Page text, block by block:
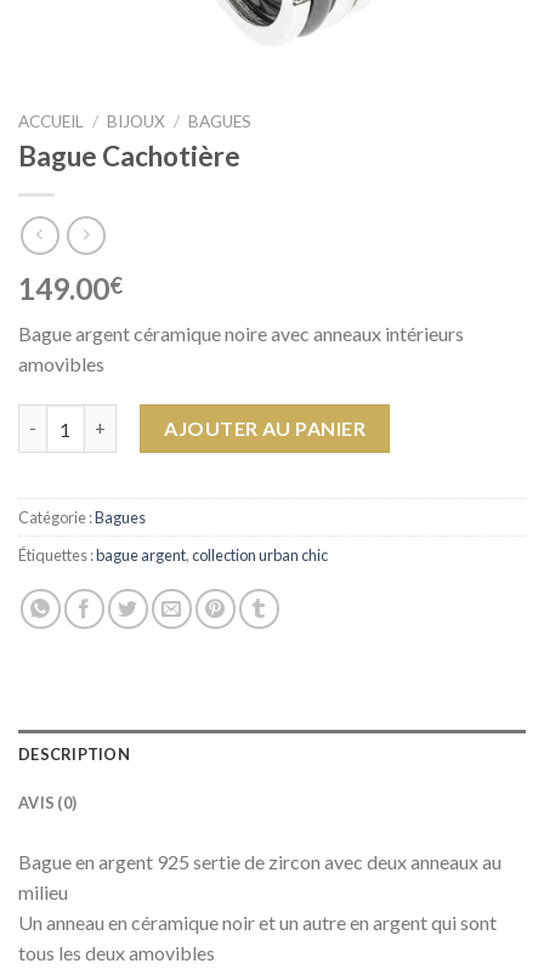
ACCUEIL / BIJOUX / BAGUES
Bague Cachotière
149.00€
Bague argent céramique noire avec anneaux intérieurs
amovibles
AJOUTER AU PANIER
Catégorie :Bagues
Étiquettes :bague argent,collection urban chic
DESCRIPTION
AVIS (0)
Bague en argent 925 sertie de zircon avec deux anneaux au
milieu
Un anneau en céramique noir et un autre en argent qui sont
tous les deux amovibles